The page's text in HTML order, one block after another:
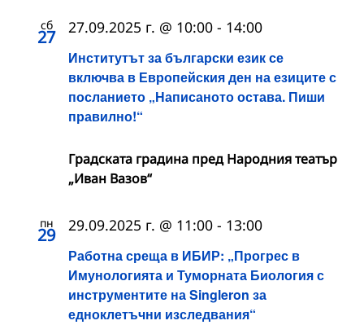
сб
27
Институтът за български език се
включва в Европейския ден на езиците с
посланието „Написаното остава. Пиши
правилно!“
27.09.2025 г. @ 10:00 - 14:00
Градската градина пред Народния театър
„Иван Вазов“
пн
29
Работна среща в ИБИР: „Прогрес в
Имунологията и Туморната Биология с
инструментите на Singleron за
едноклетъчни изследвания“
29.09.2025 г. @ 11:00 - 13:00